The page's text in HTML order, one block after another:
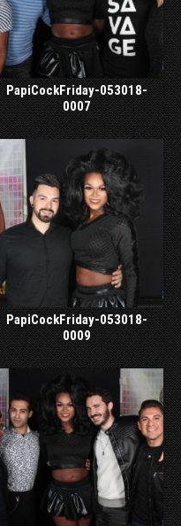
PapiCockFriday-053018-
0007
PapiCockFriday-053018-
0009